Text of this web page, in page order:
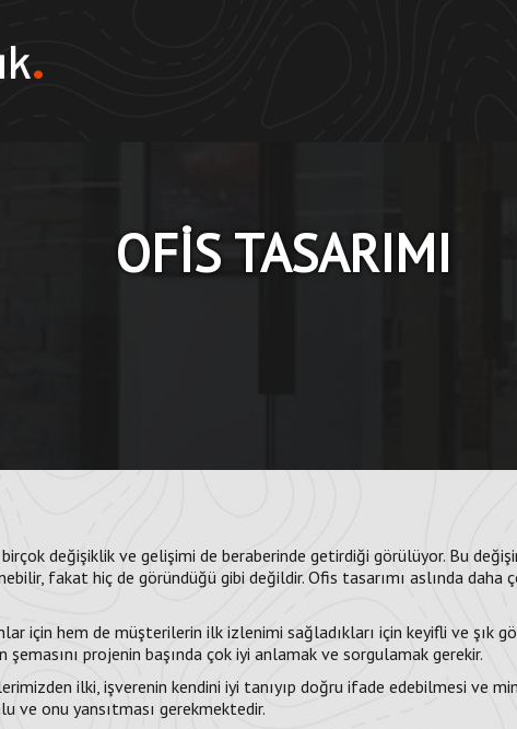
OFİS TASARIMI
değişiklik ve gelişimi de beraberinde getirdiği görülüyor. Bu
fakat hiç de göründüğü gibi değildir. Ofis tasarımı aslında daha
için hem de müşterilerin ilk izlenimi sağladıkları için keyifli ve şık
projenin başında çok iyi anlamak ve sorgulamak gerekir.
ilki, işverenin kendini iyi tanıyıp doğru ifade edebilmesi ve
ve onu yansıtması gerekmektedir.